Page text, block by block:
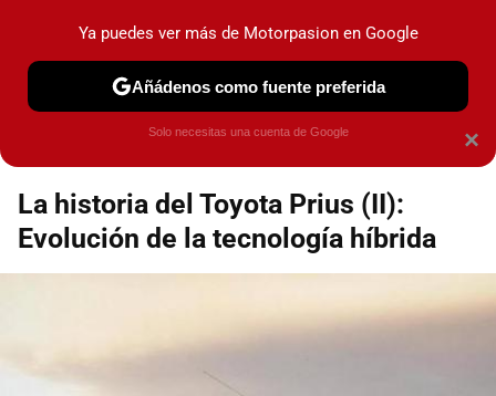
marca que se menciona
Espacio Toyota
La historia del Toyota Prius (II):
Evolución de la tecnología híbrida
×
Ya puedes ver más de Motorpasion en Google
Añádenos como fuente preferida
Solo necesitas una cuenta de Google